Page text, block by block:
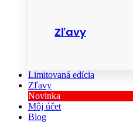
Zľavy
Limitovaná edícia
Zľavy
Novinka
Môj účet
Blog